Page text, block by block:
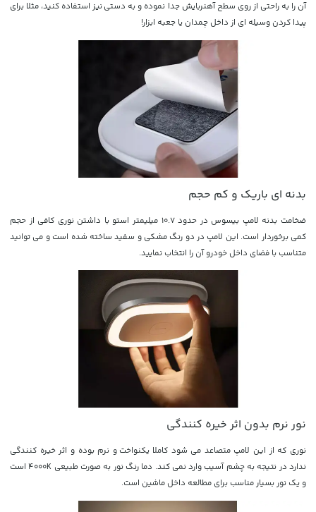
آن را به راحتی از روی سطح آهنربایش جدا نموده و به دستی نیز استفاده کنید، مثلا برای
پیدا کردن وسیله ای از داخل چمدان یا جعبه ابزار!
بدنه ای باریک و کم حجم
ضخامت بدنه لامپ بیسوس در حدود 10.7 میلیمتر استو با داشتن نوری کافی از حجم
کمی برخوردار است. این لامپ در دو رنگ مشکی و سفید ساخته شده است و می توانید
متناسب با فضای داخل خودرو آن را انتخاب نمایید.
نور نرم بدون اثر خیره کنندگی
نوری که از این لامپ متصاعد می شود کاملا یکنواخت و نرم بوده و اثر خیره کنندگی
ندارد در نتیجه به چشم آسیب وارد نمی کند. دما رنگ نور به صورت طبیعی 4000K است
و یک نور بسیار مناسب برای مطالعه داخل ماشین است.